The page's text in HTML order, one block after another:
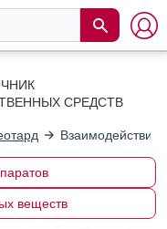
СРЕДСТВ
Взаимодействие
веществ